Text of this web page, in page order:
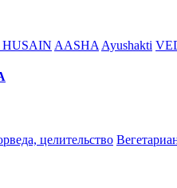
AASHA Ayushakti
целительство